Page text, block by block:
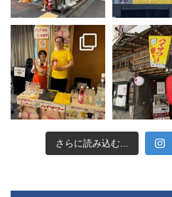
さらに読み込む...